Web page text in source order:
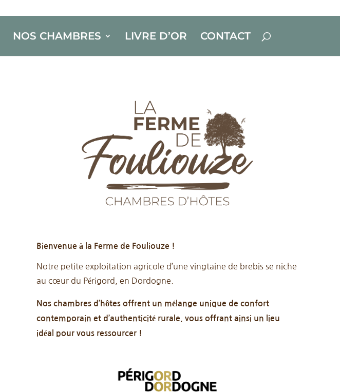
NOS CHAMBRES LIVRE D’OR CONTACT
Bienvenue à la Ferme de Fouliouze !
Notre petite exploitation agricole d’une vingtaine de brebis se niche
au cœur du Périgord, en Dordogne.
Nos chambres d’hôtes offrent un mélange unique de confort
contemporain et d’authenticité rurale, vous offrant ainsi un lieu
idéal pour vous ressourcer !